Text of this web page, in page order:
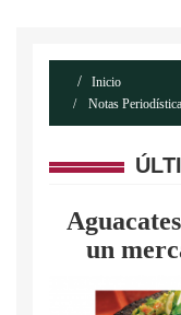
Inicio
Notas
un